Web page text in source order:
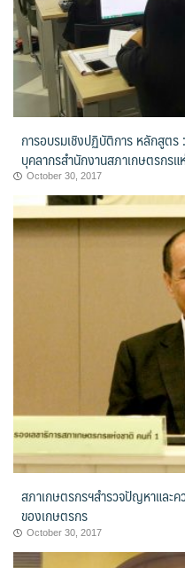
การอบรมเชิงปฏิบัติการ หลักสูต
บุคลากรสำนักงานสภาเกษตรกร
จังหวัด รอบที่ 1 รุ่นที่ 1
October 30, 2017
สภาเกษตรกรฯสำรวจปัญหาและ
ของเกษตรกร
October 30, 2017